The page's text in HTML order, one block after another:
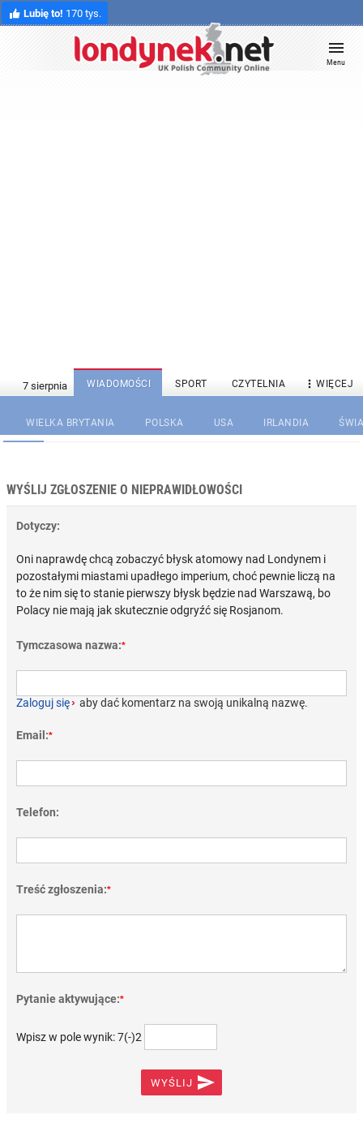
Lubię to! 170 tys.
Menu
WIADOMOŚCI SPORT CZYTELNIA  WIĘCEJ
WIELKA BRYTANIA POLSKA USA IRLANDIA
WYŚLIJ ZGŁOSZENIE O NIEPRAWIDŁOWOŚCI
Dotyczy:
Oni naprawdę chcą zobaczyć błysk atomowy nad Londynem i
pozostałymi miastami upadłego imperium, choć pewnie liczą na
to że nim się to stanie pierwszy błysk będzie nad Warszawą, bo
Polacy nie mają jak skutecznie odgryźć się Rosjanom.
Tymczasowa nazwa:*
Zaloguj się› aby dać komentarz na swoją unikalną nazwę.
Email:*
Telefon:
Treść zgłoszenia:*
Pytanie aktywujące:*
Wpisz w pole wynik: 7(-)2
WYŚLIJ 